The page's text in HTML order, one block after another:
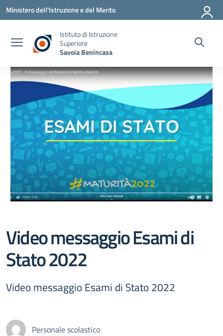
Vai ai contenuti
Vai al menu di navigazione
Vai al footer
Ministero dell'Istruzione e del Merito
Istituto di Istruzione
Superiore
Savoia Benincasa
Video messaggio Esami di
Stato 2022
Video messaggio Esami di Stato 2022
Personale scolastico